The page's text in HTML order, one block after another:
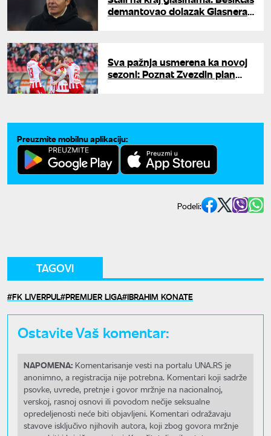
demantovao dolazak Glasnera
Sva pažnja usmerena ka novoj
sezoni: Poznat Zvezdin plan
Preuzmite mobilnu aplikaciju:
Podeli:
TAGOVI
FK LIVERPUL PREMIJER LIGA IBRAHIM KONATE
Ostavite Vaš komentar:
NAPOMENA: Komentarisanje vesti na portalu UNA.RS je
anonimno, a registracija nije potrebna. Komentari koji sadrže
psovke, uvrede, pretnje i govor mržnje na nacionalnoj,
verskoj, rasnoj osnovi ili povodom nečije seksualne
opredeljenosti neće biti objavljeni. Komentari odražavaju
stavove isključivo njihovih autora, koji zbog govora mržnje